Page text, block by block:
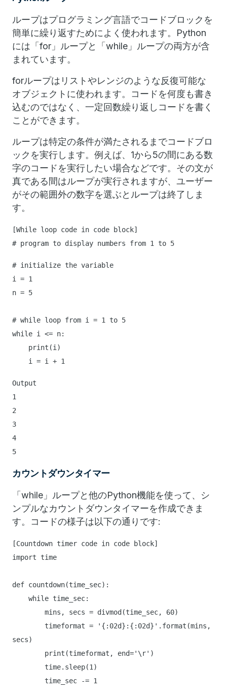
ループはプログラミング言語でコードブロックを
簡単に繰り返すためによく使われます。Python
には「for」ループと「while」ループの両方が含
まれています。
forループはリストやレンジのような反復可能な
オブジェクトに使われます。コードを何度も書き
込むのではなく、一定回数繰り返しコードを書く
ことができます。
ループは特定の条件が満たされるまでコードブロ
ックを実行します。例えば、1から5の間にある数
字のコードを実行したい場合などです。その文が
真である間はループが実行されますが、ユーザー
がその範囲外の数字を選ぶとループは終了しま
す。
[While loop code in code block]
# program to display numbers from 1 to 5
# initialize the variable
i = 1
n = 5
# while loop from i = 1 to 5
while i <= n:
print(i)
i = i + 1
Output
1
2
3
4
5
カウントダウンタイマー
「while」ループと他のPython機能を使って、シ
ンプルなカウントダウンタイマーを作成できま
す。コードの様子は以下の通りです:
[Countdown timer code in code block]
import time
def countdown(time_sec):
while time_sec:
mins, secs = divmod(time_sec, 60)
timeformat = '{:02d}:{:02d}'.format(mins,
secs)
print(timeformat, end='\r')
time.sleep(1)
time_sec -= 1